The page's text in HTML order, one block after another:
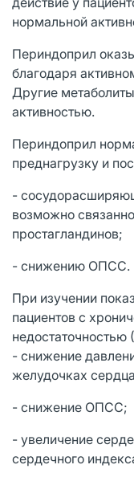
нормальной
Периндоприл
благодаря
Другие
активностью.
Периндоприл
преднагрузку и
-
возможно
простагландинов;
- снижению ОПСС.
При изучении
пациентов с
- снижение
желудочках
- снижение ОПСС;
- увеличение
сердечного